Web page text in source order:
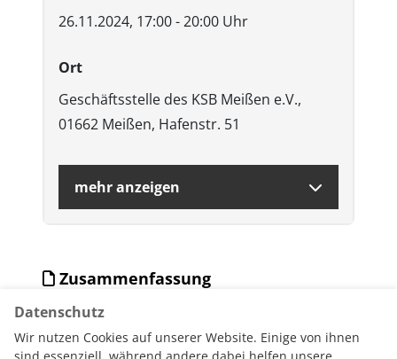
26.11.2024, 17:00 - 20:00 Uhr
Ort
Geschäftsstelle des KSB Meißen e.V.,
01662 Meißen, Hafenstr. 51
mehr anzeigen
Zusammenfassung
PDF-Download Veranstaltung
Datenschutz
Wir nutzen Cookies auf unserer Website. Einige von ihnen